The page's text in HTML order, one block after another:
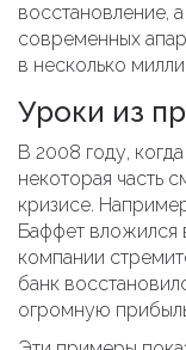
восстановление,
современных
в несколько
Уроки из
В 2008 году,
некоторая часть
кризисе.
Баффет вложился
компании
банк
огромную